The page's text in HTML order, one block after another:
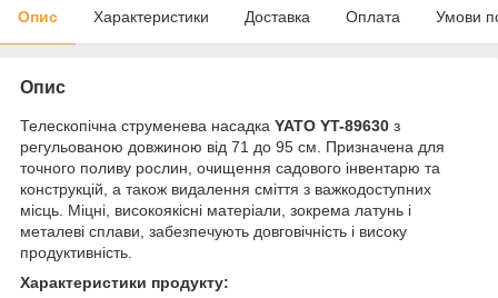
Опис Характеристики Доставка Оплата Умови
Опис
Телескопічна струменева насадка YATO YT-89630 з
регульованою довжиною від 71 до 95 см. Призначена для
точного поливу рослин, очищення садового інвентарю та
конструкцій, а також видалення сміття з важкодоступних
місць. Міцні, високоякісні матеріали, зокрема латунь і
металеві сплави, забезпечують довговічність і високу
продуктивність.
Характеристики продукту: